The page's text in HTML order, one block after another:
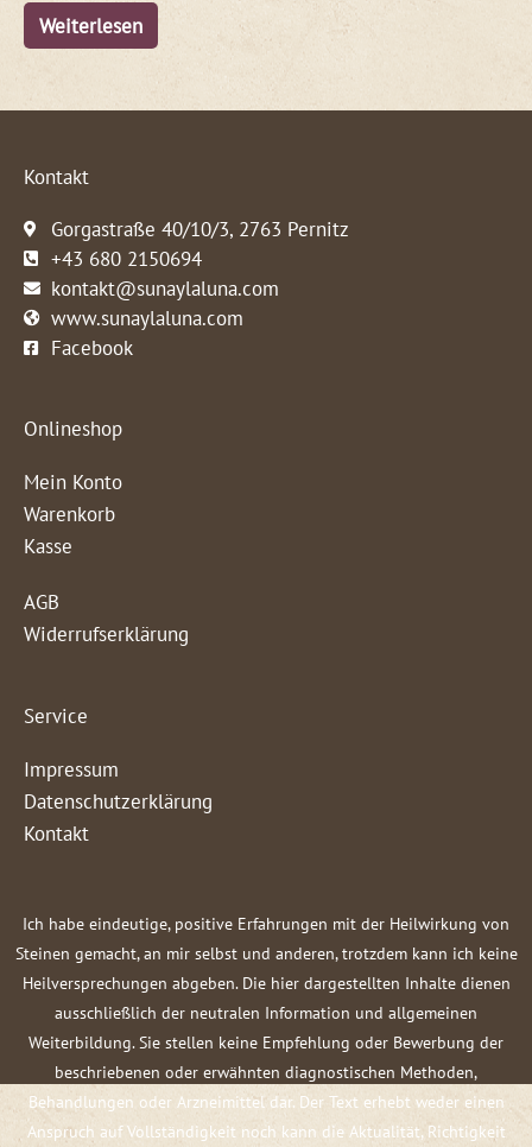
Weiterlesen
Kontakt
Gorgastraße 40/10/3, 2763 Pernitz
+43 680 2150694
kontakt@sunaylaluna.com
www.sunaylaluna.com
Facebook
Onlineshop
Mein Konto
Warenkorb
Kasse
AGB
Widerrufserklärung
Service
Impressum
Datenschutzerklärung
Kontakt
Ich habe eindeutige, positive Erfahrungen mit der Heilwirkung von
Steinen gemacht, an mir selbst und anderen, trotzdem kann ich keine
Heilversprechungen abgeben. Die hier dargestellten Inhalte dienen
ausschließlich der neutralen Information und allgemeinen
Weiterbildung. Sie stellen keine Empfehlung oder Bewerbung der
beschriebenen oder erwähnten diagnostischen Methoden,
Behandlungen oder Arzneimittel dar. Der Text erhebt weder einen
Anspruch auf Vollständigkeit noch kann die Aktualität, Richtigkeit